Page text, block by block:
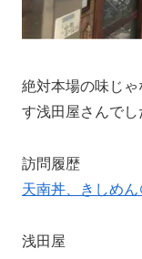
絶対本場の味じ
す浅田屋さんでし
訪問履歴
天南丼、きしめん
浅田屋